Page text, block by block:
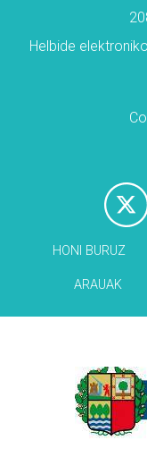
Helbide
HONI BURUZ
ARAUAK